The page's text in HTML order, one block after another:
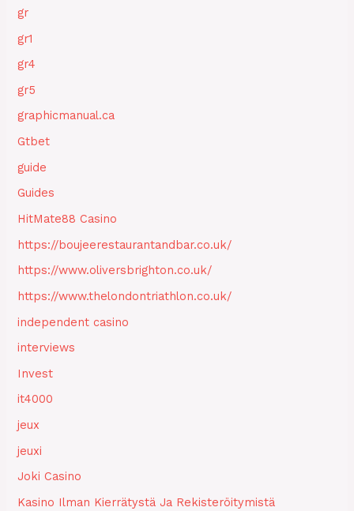
gr
gr1
gr4
gr5
graphicmanual.ca
Gtbet
guide
Guides
HitMate88 Casino
https://boujeerestaurantandbar.co.uk/
https://www.oliversbrighton.co.uk/
https://www.thelondontriathlon.co.uk/
independent casino
interviews
Invest
it4000
jeux
jeuxi
Joki Casino
Kasino Ilman Kierrätystä Ja Rekisteröitymistä